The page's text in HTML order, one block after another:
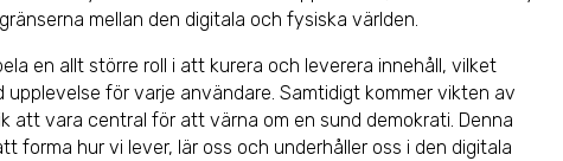
mellan den digitala och fysiska världen.
en allt större roll i att kurera och leverera innehåll, vilket
upplevelse för varje användare. Samtidigt kommer vikten av
att vara central för att värna om en sund demokrati. Denna
forma hur vi lever, lär oss och underhåller oss i den digitala